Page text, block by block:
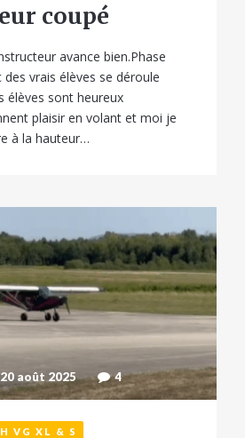
coupé
avance bien.Phase
des vrais élèves se déroule
élèves sont heureux
plaisir en volant et moi je
à la hauteur…
20 août 2025 4
VG XL & S